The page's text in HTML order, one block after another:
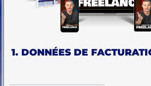
1. DONNÉES DE